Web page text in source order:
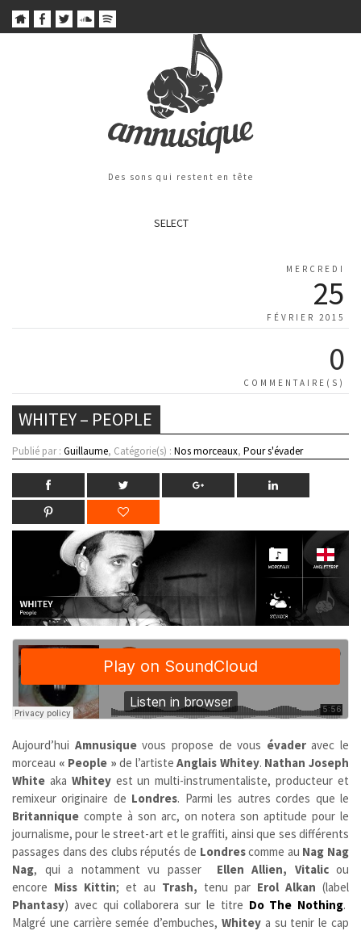
Des sons qui restent en tête
SELECT
MERCREDI
25
FÉVRIER 2015
0
COMMENTAIRE(S)
WHITEY – PEOPLE
Publié par : Guillaume, Catégorie(s) : Nos morceaux, Pour s'évader
Aujourd’hui Amnusiquevous propose de vous évaderavec le
morceau « People » de l’artisteAnglais Whitey. Nathan Joseph
White aka Whiteyest un multi-instrumentaliste, producteur et
remixeur originaire de Londres. Parmi les autres cordes que le
Britannique compte à son arc, on notera son aptitude pour le
journalisme, pour le street-art et le graffiti, ainsi que ses différents
passages dans des clubs réputés de Londrescomme au Nag Nag
Nag, qui a notamment vu passer Ellen Allien, Vitalic ou
encore Miss Kittin; et au Trash, tenu par Erol Alkan (label
Phantasy) avec qui collaborera sur le titre Do The Nothing.
Malgré une carrière semée d’embuches, Whitey a su tenir le cap